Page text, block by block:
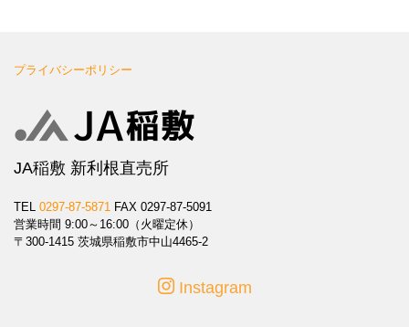
プライバシーポリシー
JA稲敷 新利根直売所
TEL 0297-87-5871 FAX 0297-87-5091
営業時間 9:00～16:00（火曜定休）
〒300-1415 茨城県稲敷市中山4465-2
Instagram